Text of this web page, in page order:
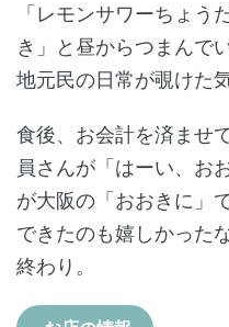
「レモンサワーちょう
き」と昼からつまんで
地元民の日常が覗けた
食後、お会計を済ませ
員さんが「はーい、お
が大阪の「おおきに」
できたのも嬉しかったな
終わり。